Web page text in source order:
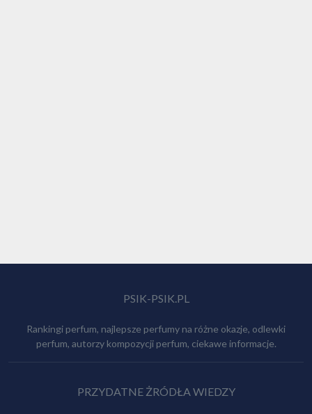
PSIK-PSIK.PL
Rankingi perfum, najlepsze perfumy na różne okazje, odlewki
perfum, autorzy kompozycji perfum, ciekawe informacje.
PRZYDATNE ŻRÓDŁA WIEDZY